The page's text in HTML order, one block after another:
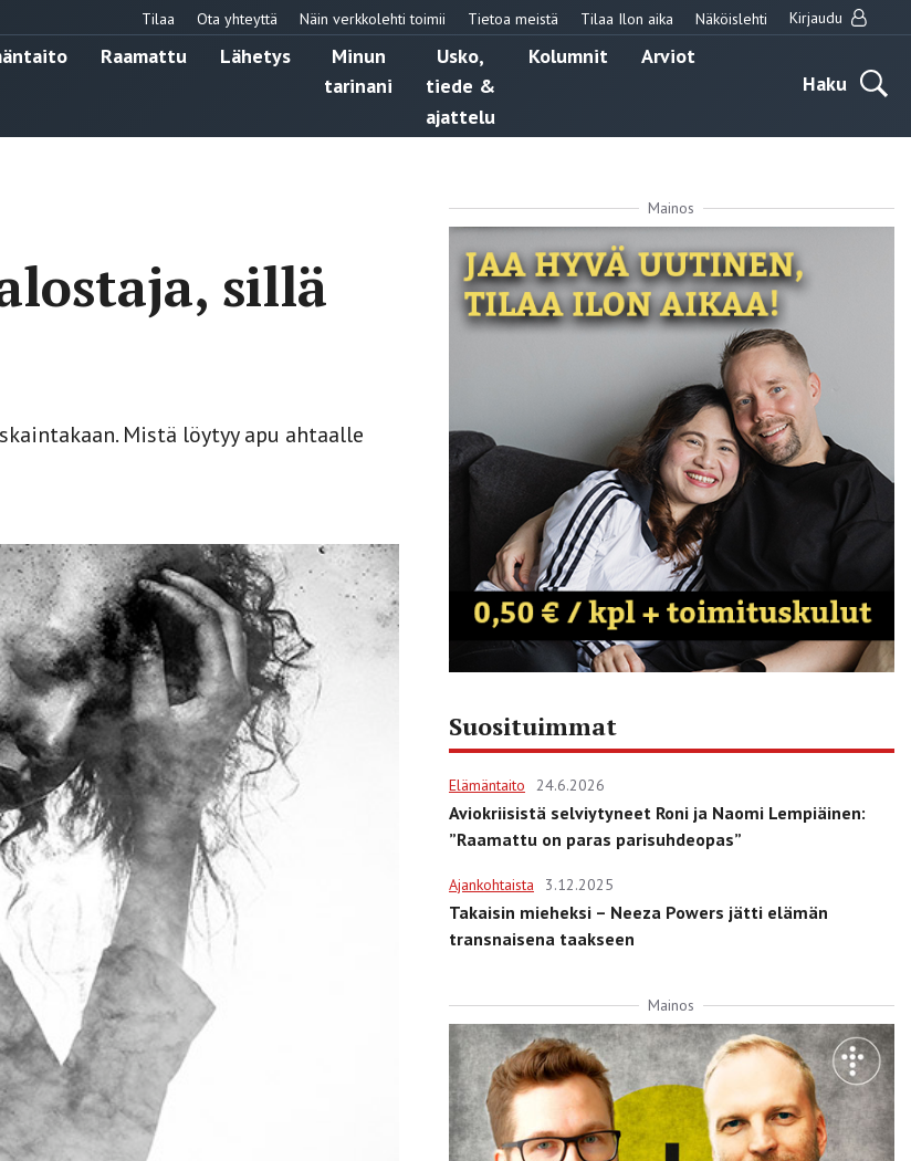
Tilaa Ota yhteyttä Näin verkkolehti toimii Tietoa meistä Tilaa Ilon aika Näköislehti Kirjaudu
Raamattu Lähetys
Minun
tarinani
Usko,
tiede &
ajattelu
Kolumnit
Arviot
Haku
sillä
Mistä löytyy apu ahtaalle
Mainos
Suosituimmat
Elämäntaito 24.6.2026
Aviokriisistä selviytyneet Roni ja Naomi Lempiäinen:
”Raamattu on paras parisuhdeopas”
Ajankohtaista 3.12.2025
Takaisin mieheksi – Neeza Powers jätti elämän
transnaisena taakseen
Mainos